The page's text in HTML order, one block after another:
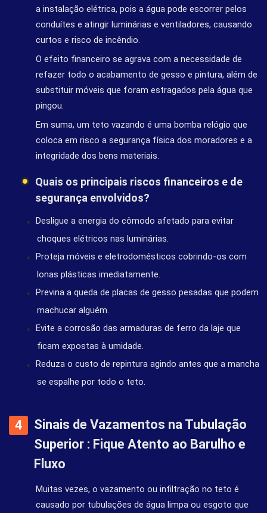
a instalação elétrica, pois a água pode escorrer pelos
conduítes e atingir luminárias e ventiladores, causando
curtos e risco de incêndio.
O efeito financeiro se agrava com a necessidade de
refazer todo o acabamento de gesso e pintura, além de
substituir móveis que foram estragados pela água que
pingou.
Em suma, um teto vazando é uma bomba relógio que
coloca em risco a segurança física dos moradores e a
integridade dos bens materiais.
Quais os principais riscos financeiros e de
segurança envolvidos?
Desligue a energia do cômodo afetado para evitar
choques elétricos nas luminárias.
Proteja móveis e eletrodomésticos cobrindo-os com
lonas plásticas imediatamente.
Previna a queda de placas de gesso pesadas que podem
machucar alguém.
Evite a corrosão das armaduras de ferro da laje que
ficam expostas à umidade.
Reduza o custo de repintura agindo antes que a mancha
se espalhe por todo o teto.
Sinais de Vazamentos na Tubulação
Superior : Fique Atento ao Barulho e
Fluxo
Muitas vezes, o vazamento ou infiltração no teto é
causado por tubulações de água limpa ou esgoto que